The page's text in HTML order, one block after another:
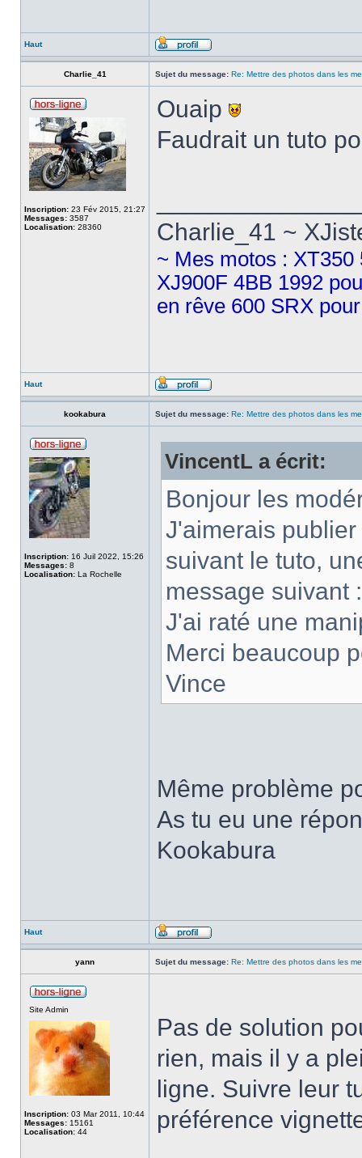
Haut
Charlie_41 Sujet du message: Re: Mettre des photos dans les
Inscription: 23 Fév 2015, 21:27
Messages: 3587
Localisation: 28360
Ouaip
Faudrait un tuto
Charlie_41 ~
~ Mes motos :
XJ900F 4BB 1992
en rêve 600 SRX
Haut
kookabura Sujet du message: Re: Mettre des photos dans les
Inscription: 16 Juil 2022, 15:26
Messages: 8
Localisation: La Rochelle
VincentL a écrit:
Bonjour les
J'aimerais
suivant le tuto,
message suivant
J'ai raté une
Merci beaucoup
Vince
Même problème
As tu eu une
Kookabura
Haut
yann Sujet du message: Re: Mettre des photos dans les
Site Admin
Inscription: 03 Mar 2011, 10:44
Messages: 15161
Localisation: 44
Pas de solution
rien, mais il y a
ligne. Suivre leur
préférence